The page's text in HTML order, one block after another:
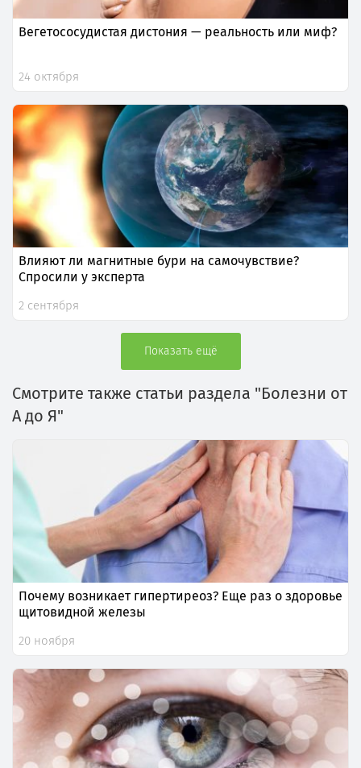
Вегетососудистая дистония — реальность или миф?
24 октября
Влияют ли магнитные бури на самочувствие?
Спросили у эксперта
2 сентября
Показать ещё
Смотрите также статьи раздела "Болезни от
А до Я"
Почему возникает гипертиреоз? Еще раз о здоровье
щитовидной железы
20 ноября